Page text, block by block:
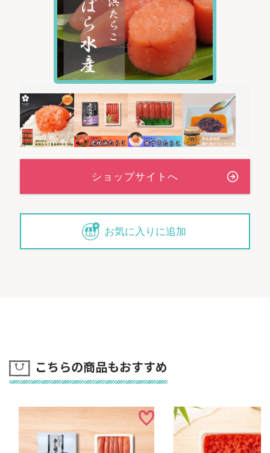
お気に入りに追加
こちらの商品もおすすめ